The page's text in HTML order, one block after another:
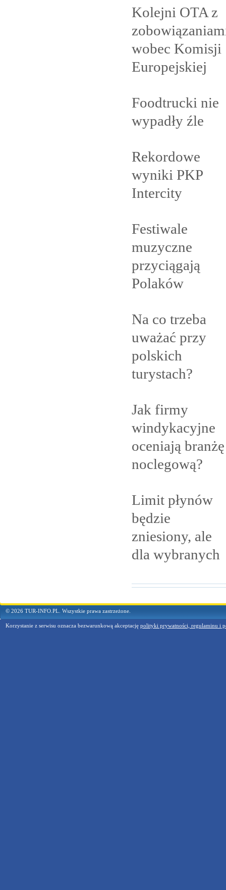
Kolejni OTA z
wobec Komisji
Europejskiej
Foodtrucki nie
wypadły źle
Rekordowe
wyniki PKP
Intercity
Festiwale
muzyczne
przyciągają
Polaków
Na co trzeba
uważać przy
polskich
turystach?
Jak firmy
windykacyjne
oceniają branżę
noclegową?
Limit płynów
będzie
zniesiony, ale
dla wybranych
© 2026 TUR-INFO.PL. Wszystkie prawa zastrzeżone.
Korzystanie z serwisu oznacza bezwarunkową akceptację polityki prywatności, regulaminu i